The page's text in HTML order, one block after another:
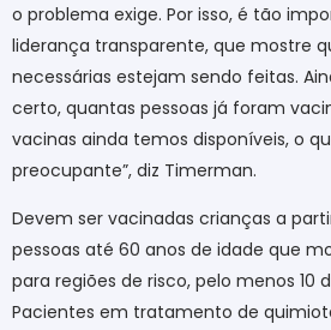
o problema exige. Por isso, é tão
liderança transparente, que mostre
necessárias estejam sendo feitas.
certo, quantas pessoas já foram
vacinas ainda temos disponíveis, o
preocupante”, diz Timerman.
Devem ser vacinadas crianças a
pessoas até 60 anos de idade que
para regiões de risco, pelo menos 10
Pacientes em tratamento de